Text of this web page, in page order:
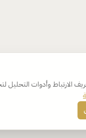
الارتباط وأدوات التحليل